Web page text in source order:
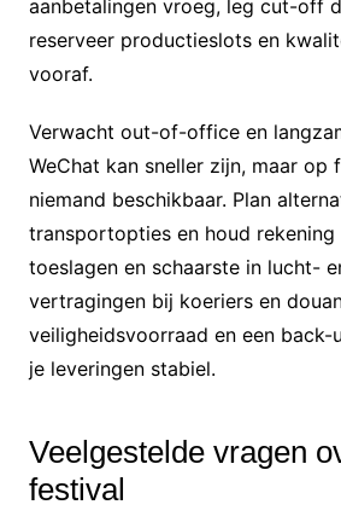
aanbetalingen vroeg, leg cut-off
reserveer productieslots en
vooraf.
Verwacht out-of-office en
WeChat kan sneller zijn, maar op
niemand beschikbaar. Plan
transportopties en houd
toeslagen en schaarste in lucht-
vertragingen bij koeriers en
veiligheidsvoorraad en een
je leveringen stabiel.
Veelgestelde vragen
festival